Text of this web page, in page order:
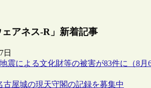
ェアネス-R」新着記事
日
震による文化財等の被害が83件に（8月
古屋城の現天守閣の記録を募集中